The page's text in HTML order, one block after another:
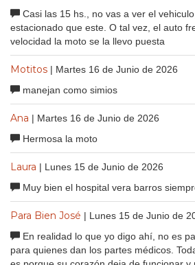
Casi las 15 hs., no vas a ver el
estacionado que este. O tal vez, el auto
velocidad la moto se la llevo puesta
Motitos | Martes 16 de Junio de 2026
manejan como simios
Ana | Martes 16 de Junio de 2026
Hermosa la moto
Laura | Lunes 15 de Junio de 2026
Muy bien el hospital vera barros
Para Bien José | Lunes 15 de Junio de
En realidad lo que yo digo ahí, no es
para quienes dan los partes médicos.